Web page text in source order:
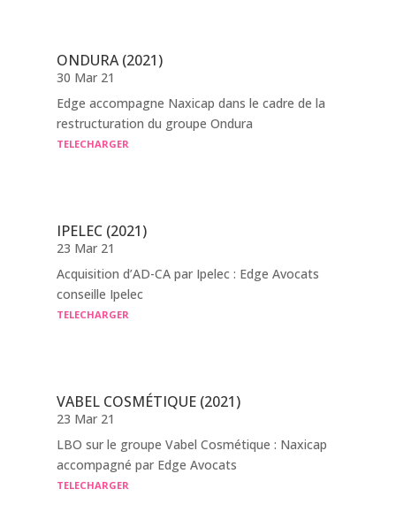
ONDURA (2021)
30 Mar 21
Edge accompagne Naxicap dans le cadre de la
restructuration du groupe Ondura
TELECHARGER
IPELEC (2021)
23 Mar 21
Acquisition d’AD-CA par Ipelec : Edge Avocats
conseille Ipelec
TELECHARGER
VABEL COSMÉTIQUE (2021)
23 Mar 21
LBO sur le groupe Vabel Cosmétique : Naxicap
accompagné par Edge Avocats
TELECHARGER